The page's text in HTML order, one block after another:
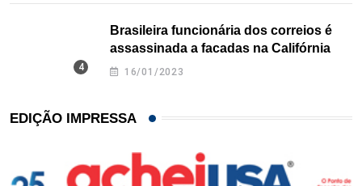
Brasileira funcionária dos correios é
assassinada a facadas na Califórnia
16/01/2023
EDIÇÃO IMPRESSA